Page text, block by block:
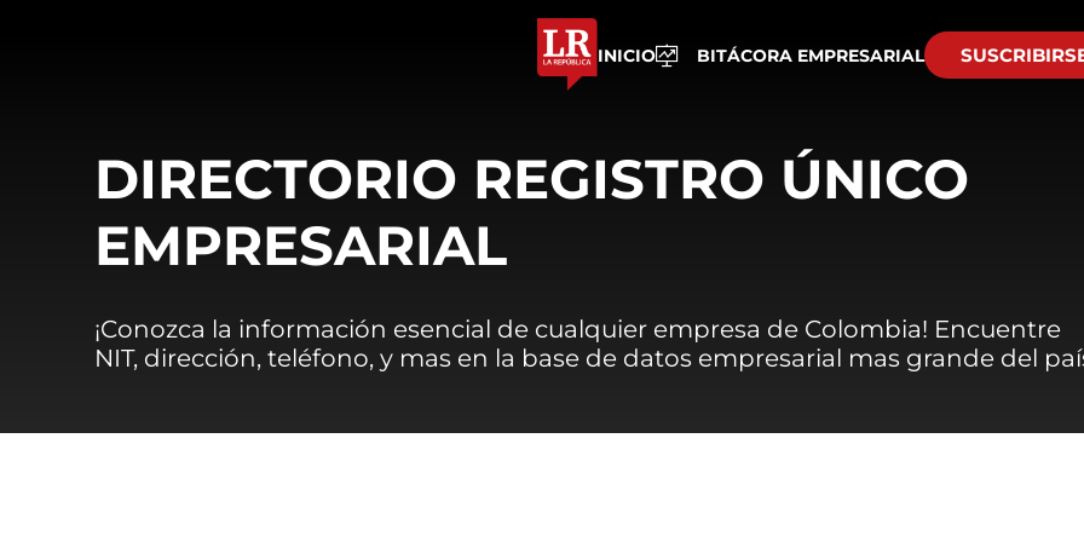
INICIO BITÁCORA EMPRESARIAL
DIRECTORIO REGISTRO ÚNICO
EMPRESARIAL
¡Conozca la información esencial de cualquier empresa de Colombia! Encuentre
NIT, dirección, teléfono, y mas en la base de datos empresarial mas grande del